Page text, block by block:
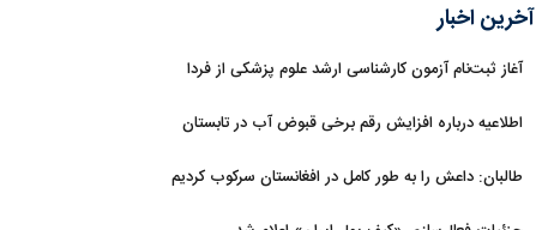
آخرین اخبار
آغاز ثبت‌نام‌ آزمون کارشناسی ارشد علوم پزشکی از فردا
اطلاعیه درباره افزایش رقم برخی قبوض آب در تابستان
طالبان: داعش را به طور کامل در افغانستان سرکوب کردیم